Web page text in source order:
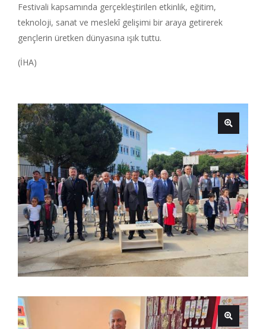
Festivali kapsamında gerçekleştirilen etkinlik, eğitim,
teknoloji, sanat ve meslekî gelişimi bir araya getirerek
gençlerin üretken dünyasına ışık tuttu.
(İHA)